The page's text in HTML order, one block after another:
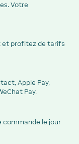
Votre
et profitez de tarifs
Apple Pay,
Pay.
commande le jour